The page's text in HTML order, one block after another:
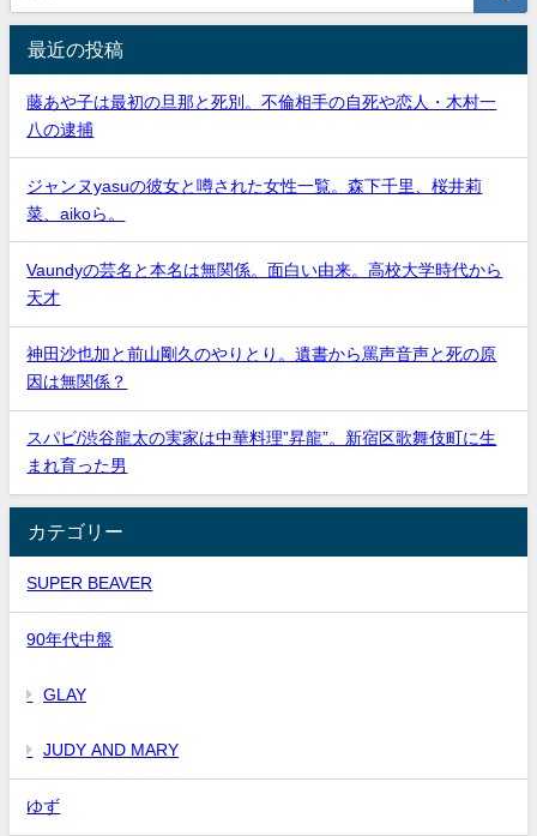
最近の投稿
藤あや子は最初の旦那と死別。不倫相手の自死や恋人・木村一
八の逮捕
ジャンヌyasuの彼女と噂された女性一覧。森下千里、桜井莉
菜、aikoら。
Vaundyの芸名と本名は無関係。面白い由来。高校大学時代から
天才
神田沙也加と前山剛久のやりとり。遺書から罵声音声と死の原
因は無関係？
スパビ/渋谷龍太の実家は中華料理”昇龍”。新宿区歌舞伎町に生
まれ育った男
カテゴリー
SUPER BEAVER
90年代中盤
GLAY
JUDY AND MARY
ゆず